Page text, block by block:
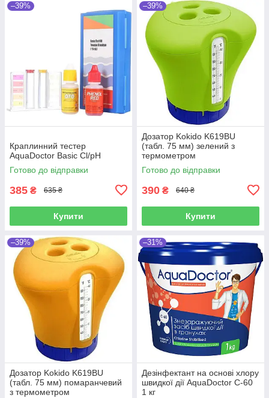
–39%
Краплинний тестер
AquaDoctor Basic Cl/pH
Готово до відправки
385 ₴ 635 ₴
Купити
–39%
Дозатор Kokido K619BU
(табл. 75 мм) зелений з
термометром
Готово до відправки
390 ₴ 640 ₴
Купити
–39%
Дозатор Kokido K619BU
(табл. 75 мм) помаранчевий
з термометром
–31%
Дезінфектант на основі хлору
швидкої дії AquaDoctor C-60
1 кг